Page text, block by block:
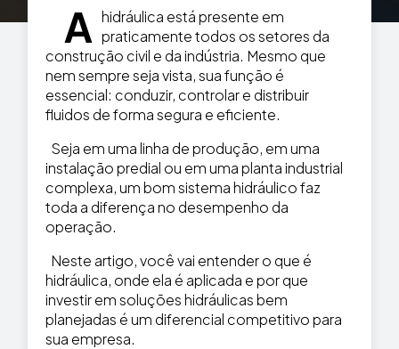
A hidráulica está presente em
praticamente todos os setores da
construção civil e da indústria. Mesmo que
nem sempre seja vista, sua função é
essencial: conduzir, controlar e distribuir
fluidos de forma segura e eficiente.
Seja em uma linha de produção, em uma
instalação predial ou em uma planta industrial
complexa, um bom sistema hidráulico faz
toda a diferença no desempenho da
operação.
Neste artigo, você vai entender o que é
hidráulica, onde ela é aplicada e por que
investir em soluções hidráulicas bem
planejadas é um diferencial competitivo para
sua empresa.